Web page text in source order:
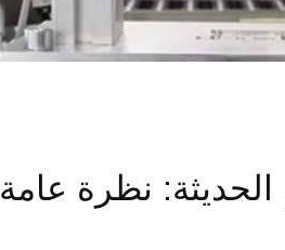
الحديثة: نظرة عامة